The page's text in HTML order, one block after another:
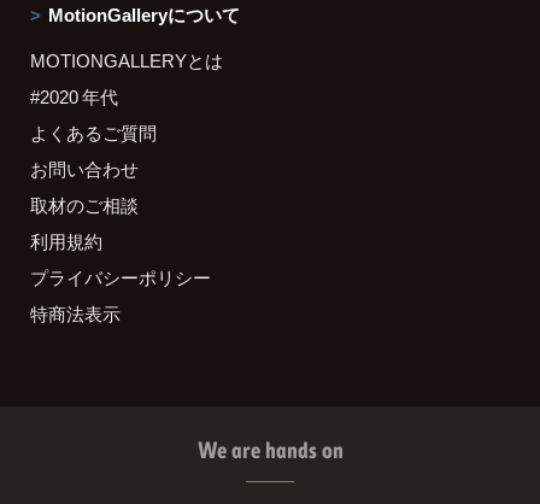
MotionGalleryについて
MOTIONGALLERYとは
#2020 年代
よくあるご質問
お問い合わせ
取材のご相談
利用規約
プライバシーポリシー
特商法表示
We are hands on